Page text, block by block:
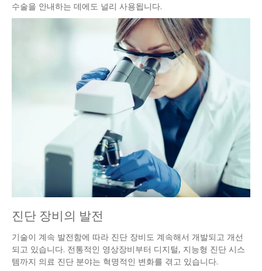
수술을 안내하는 데에도 널리 사용됩니다.
진단 장비의 발전
기술이 계속 발전함에 따라 진단 장비도 계속해서 개발되고 개선
되고 있습니다. 전통적인 영상장비부터 디지털, 지능형 진단 시스
템까지 의료 진단 분야는 혁명적인 변화를 겪고 있습니다.